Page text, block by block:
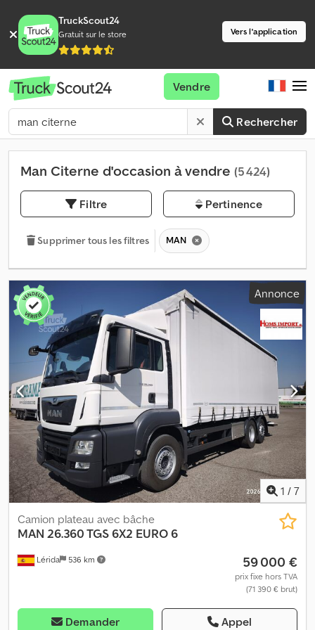
TruckScout24
Gratuit sur le store Vers l'application
Rechercher
Vendre
Man Citerne d'occasion à vendre (5 424)
Filtre Pertinence
Supprimer tous les filtres MAN
Annonce
1 / 7
Lérida 536 km
Camion plateau avec bâche
MAN 26.360 TGS 6X2 EURO 6
59 000 €
prix fixe hors TVA
(71 390 € brut)
Demander Appel